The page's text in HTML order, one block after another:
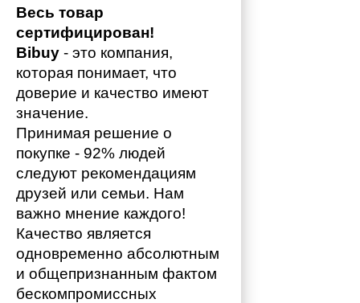
Весь товар
сертифицирован!
Bibuy - это компания,
которая понимает, что
доверие и качество имеют
значение.
Принимая решение о
покупке - 92% людей
следуют рекомендациям
друзей или семьи. Нам
важно мнение каждого!
Качество является
одновременно абсолютным
и общепризнанным фактом
бескомпромиссных